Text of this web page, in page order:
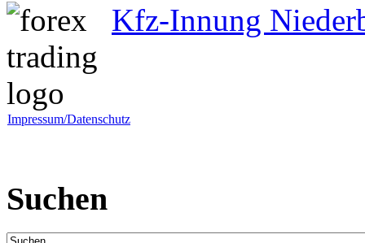
Kfz-Innung
Impressum/Datenschutz
Suchen